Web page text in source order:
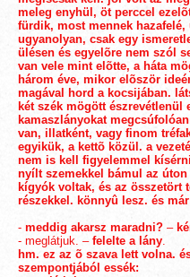
meleg enyhül, öt perccel
fürdik, most mennek
ugyanolyan, csak egy
ülésen és egyelõre nem szól
van vele mint elõtte, a háta
három éve, mikor elõször
magával hord a kocsijában.
két szék mögött észrevétlenül
kamaszlányokat
van, illatként, vagy finom
egyikük, a kettõ közül. a
nem is kell figyelemmel
nyílt szemekkel bámul az
kígyók voltak, és az összetört
részekkel. könnyû lesz. és
- meddig akarsz maradni? –
- meglátjuk. – felelte a lány.
hm. ez az õ szava lett volna.
szempontjából essék: